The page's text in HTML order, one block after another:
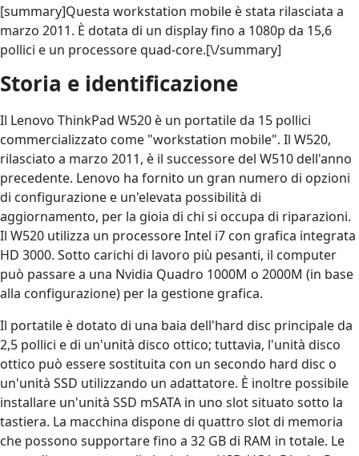
[summary]Questa workstation mobile è stata rilasciata a
marzo 2011. È dotata di un display fino a 1080p da 15,6
pollici e un processore quad-core.[\/summary]
Storia e identificazione
Il Lenovo ThinkPad W520 è un portatile da 15 pollici
commercializzato come "workstation mobile". Il W520,
rilasciato a marzo 2011, è il successore del W510 dell'anno
precedente. Lenovo ha fornito un gran numero di opzioni
di configurazione e un'elevata possibilità di
aggiornamento, per la gioia di chi si occupa di riparazioni.
Il W520 utilizza un processore Intel i7 con grafica integrata
HD 3000. Sotto carichi di lavoro più pesanti, il computer
può passare a una Nvidia Quadro 1000M o 2000M (in base
alla configurazione) per la gestione grafica.
Il portatile è dotato di una baia dell'hard disc principale da
2,5 pollici e di un'unità disco ottico; tuttavia, l'unità disco
ottico può essere sostituita con un secondo hard disc o
un'unità SSD utilizzando un adattatore. È inoltre possibile
installare un'unità SSD mSATA in uno slot situato sotto la
tastiera. La macchina dispone di quattro slot di memoria
che possono supportare fino a 32 GB di RAM in totale. Le